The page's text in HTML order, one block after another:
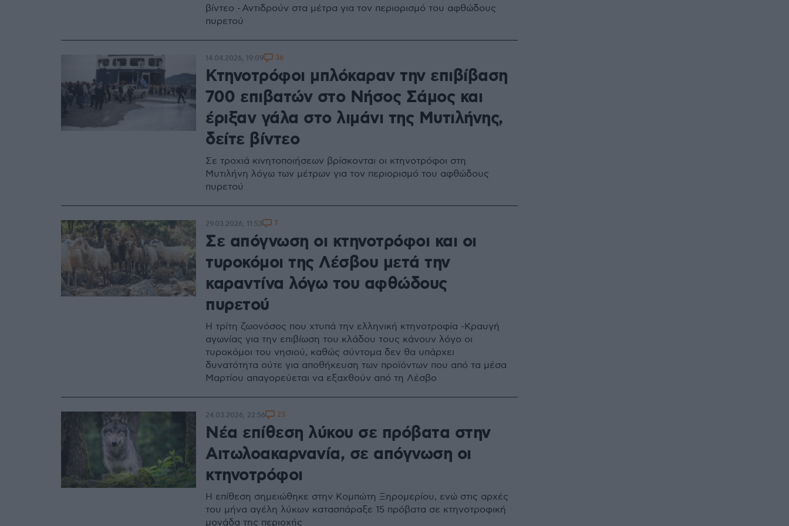
βίντεο - Αντιδρούν στα μέτρα για τον περιορισμό του αφθώδους
πυρετού
Κτηνοτρόφοι μπλόκαραν την επιβίβαση
700 επιβατών στο Νήσος Σάμος και
έριξαν γάλα στο λιμάνι της Μυτιλήνης,
δείτε βίντεο
Σε τροχιά κινητοποιήσεων βρίσκονται οι κτηνοτρόφοι στη
Μυτιλήνη λόγω των μέτρων για τον περιορισμό του αφθώδους
πυρετού
14.04.2026, 19:09 36
Σε απόγνωση οι κτηνοτρόφοι και οι
τυροκόμοι της Λέσβου μετά την
καραντίνα λόγω του αφθώδους
πυρετού
Η τρίτη ζωονόσος που χτυπά την ελληνική κτηνοτροφία -Κραυγή
αγωνίας για την επιβίωση του κλάδου τους κάνουν λόγο οι
τυροκόμοι του νησιού, καθώς σύντομα δεν θα υπάρχει
δυνατότητα ούτε για αποθήκευση των προϊόντων που από τα μέσα
Μαρτίου απαγορεύεται να εξαχθούν από τη Λέσβο
29.03.2026, 11:53 7
Νέα επίθεση λύκου σε πρόβατα στην
Αιτωλοακαρνανία, σε απόγνωση οι
κτηνοτρόφοι
Η επίθεση σημειώθηκε στην Κομπώτη Ξηρομερίου, ενώ στις αρχές
του μήνα αγέλη λύκων κατασπάραξε 15 πρόβατα σε κτηνοτροφική
μονάδα της περιοχής
24.03.2026, 22:56 23